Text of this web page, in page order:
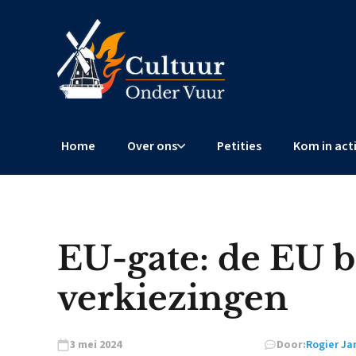
Home Over ons Petities Kom in
EU-gate: de EU
verkiezingen
3 mei 2024 Door:Rogier